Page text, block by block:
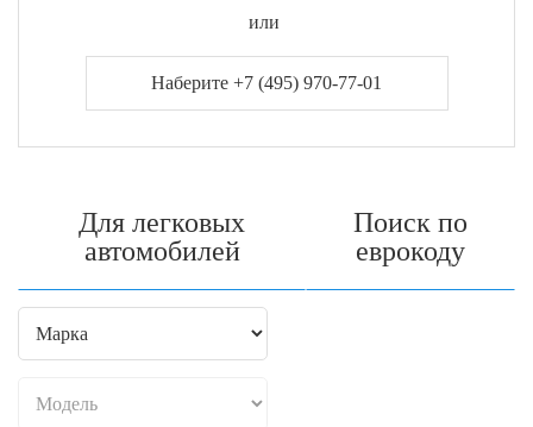
или
Наберите +7 (495) 970-77-01
Для легковых
автомобилей
Поиск по
еврокоду